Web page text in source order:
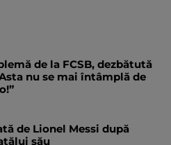
de la FCSB, dezbătută
nu se mai întâmplă de
de Lionel Messi după
său